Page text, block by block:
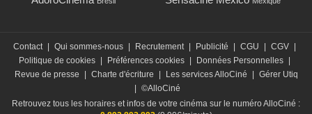
Contact Qui sommes-nous Recrutement Publicité CGU CGV
Politique de cookies
Préférences cookies Données Personnelles
Revue de presse
Charte d'écriture Les services AlloCiné
Gérer Utiq
©AlloCiné
Retrouvez tous les horaires et infos de votre cinéma sur le numéro AlloCiné :